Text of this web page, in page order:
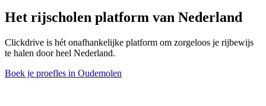
Het rijscholen platform van Nederland
Clickdrive is hét onafhankelijke platform om zorgeloos je rijbewijs
te halen door heel Nederland.
Boek je proefles in Oudemolen